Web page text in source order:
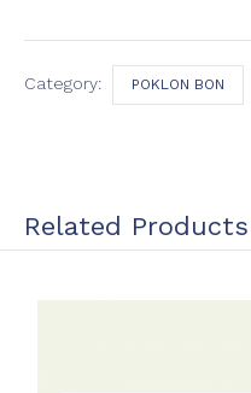
Category: POKLON BON
Related Products